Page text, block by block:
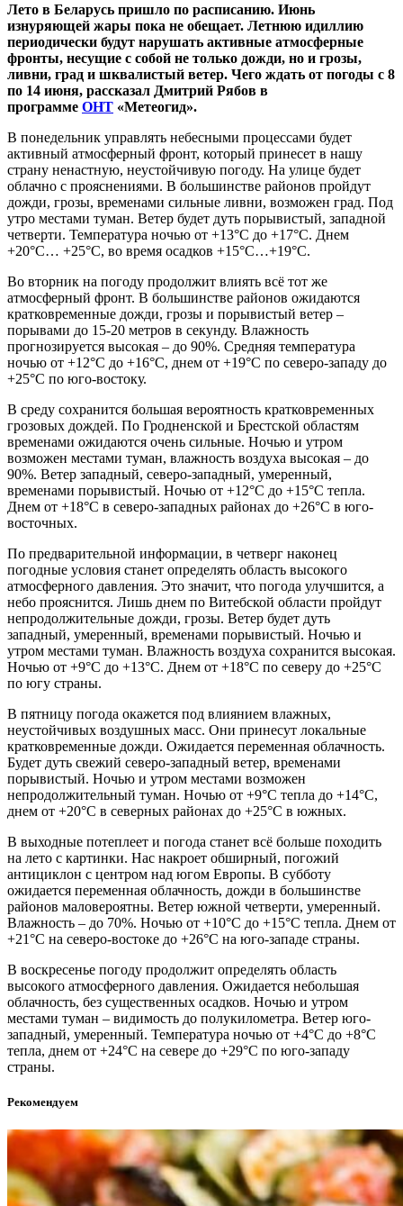
Лето в Беларусь пришло по расписанию. Июнь
изнуряющей жары пока не обещает. Летнюю идиллию
периодически будут нарушать активные атмосферные
фронты, несущие с собой не только дожди, но и грозы,
ливни, град и шквалистый ветер. Чего ждать от погоды с 8
по 14 июня, рассказал Дмитрий Рябов в
программе ОНТ «Метеогид».
В понедельник управлять небесными процессами будет
активный атмосферный фронт, который принесет в нашу
страну ненастную, неустойчивую погоду. На улице будет
облачно с прояснениями. В большинстве районов пройдут
дожди, грозы, временами сильные ливни, возможен град. Под
утро местами туман. Ветер будет дуть порывистый, западной
четверти. Температура ночью от +13°С до +17°С. Днем
+20°С… +25°С, во время осадков +15°С…+19°С.
Во вторник на погоду продолжит влиять всё тот же
атмосферный фронт. В большинстве районов ожидаются
кратковременные дожди, грозы и порывистый ветер –
порывами до 15-20 метров в секунду. Влажность
прогнозируется высокая – до 90%. Средняя температура
ночью от +12°С до +16°С, днем от +19°С по северо-западу до
+25°С по юго-востоку.
В среду сохранится большая вероятность кратковременных
грозовых дождей. По Гродненской и Брестской областям
временами ожидаются очень сильные. Ночью и утром
возможен местами туман, влажность воздуха высокая – до
90%. Ветер западный, северо-западный, умеренный,
временами порывистый. Ночью от +12°С до +15°С тепла.
Днем от +18°С в северо-западных районах до +26°С в юго-
восточных.
По предварительной информации, в четверг наконец
погодные условия станет определять область высокого
атмосферного давления. Это значит, что погода улучшится, а
небо прояснится. Лишь днем по Витебской области пройдут
непродолжительные дожди, грозы. Ветер будет дуть
западный, умеренный, временами порывистый. Ночью и
утром местами туман. Влажность воздуха сохранится высокая.
Ночью от +9°С до +13°С. Днем от +18°С по северу до +25°С
по югу страны.
В пятницу погода окажется под влиянием влажных,
неустойчивых воздушных масс. Они принесут локальные
кратковременные дожди. Ожидается переменная облачность.
Будет дуть свежий северо-западный ветер, временами
порывистый. Ночью и утром местами возможен
непродолжительный туман. Ночью от +9°С тепла до +14°С,
днем от +20°С в северных районах до +25°С в южных.
В выходные потеплеет и погода станет всё больше походить
на лето с картинки. Нас накроет обширный, погожий
антициклон с центром над югом Европы. В субботу
ожидается переменная облачность, дожди в большинстве
районов маловероятны. Ветер южной четверти, умеренный.
Влажность – до 70%. Ночью от +10°С до +15°С тепла. Днем от
+21°С на северо-востоке до +26°С на юго-западе страны.
В воскресенье погоду продолжит определять область
высокого атмосферного давления. Ожидается небольшая
облачность, без существенных осадков. Ночью и утром
местами туман – видимость до полукилометра. Ветер юго-
западный, умеренный. Температура ночью от +4°С до +8°С
тепла, днем от +24°С на севере до +29°С по юго-западу
страны.
Рекомендуем